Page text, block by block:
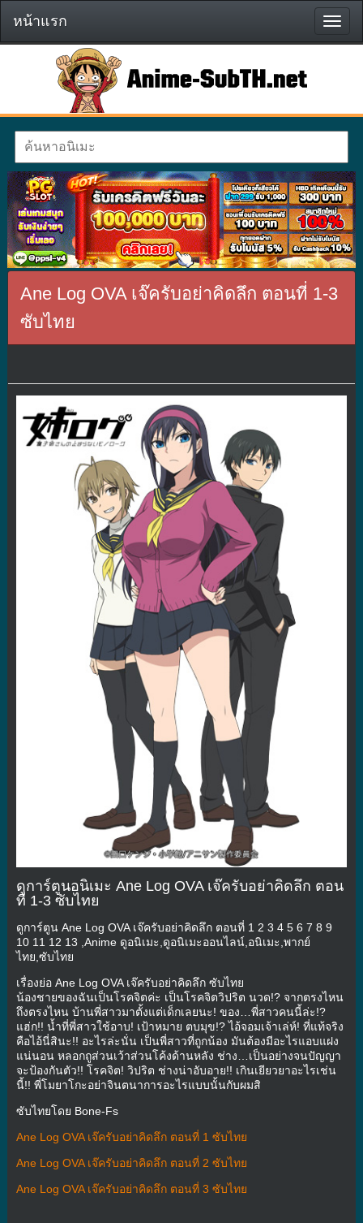
หน้า
แรก
หน้าแรก
Ane Log OVA เจ๊ครับอย่าคิดลึก ตอนที่ 1-3
ซับไทย
ดูการ์ตูนอนิเมะ Ane Log OVA เจ๊ครับอย่าคิดลึก ตอน
ที่ 1-3 ซับไทย
ดูการ์ตูน Ane Log OVA เจ๊ครับอย่าคิดลึก ตอนที่ 1 2 3 4 5 6 7 8 9
10 11 12 13 ,Anime ดูอนิเมะ,ดูอนิเมะออนไลน์,อนิเมะ,พากย์
ไทย,ซับไทย
เรื่องย่อ Ane Log OVA เจ๊ครับอย่าคิดลึก ซับไทย
น้องชายของฉันเป็นโรคจิตค่ะ เป็นโรคจิตวิปริต นวด!? จากตรงไหน
ถึงตรงไหน บ้านพี่สาวมาตั้งแต่เด็กเลยนะ! ของ…พี่สาวคนนี้ล่ะ!?
แฮ่ก!! น้ำที่พี่สาวใช้อาบ! เป้าหมาย ตบมุข!? ไอ้จอมเจ้าเล่ห์! ที่แท้จริง
คือไอ้นี่สินะ!! อะไรล่ะนั่น เป็นพี่สาวที่ถูกน้อง มันต้องมีอะไรแอบแฝง
แน่นอน หลอกถูส่วนเว้าส่วนโค้งด้านหลัง ช่าง…เป็นอย่างจนปัญญา
จะป้องกันตัว!! โรคจิต! วิปริต ช่างน่าอับอาย!! เกินเยียวยาอะไรเช่น
นี้!! พี่โมยาโกะอย่าจินตนาการอะไรแบบนั้นกับผมสิ
ซับไทยโดย Bone-Fs
Ane Log OVA เจ๊ครับอย่าคิดลึก ตอนที่ 1 ซับไทย
Ane Log OVA เจ๊ครับอย่าคิดลึก ตอนที่ 2 ซับไทย
Ane Log OVA เจ๊ครับอย่าคิดลึก ตอนที่ 3 ซับไทย